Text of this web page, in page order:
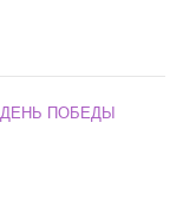
ПОБЕДЫ